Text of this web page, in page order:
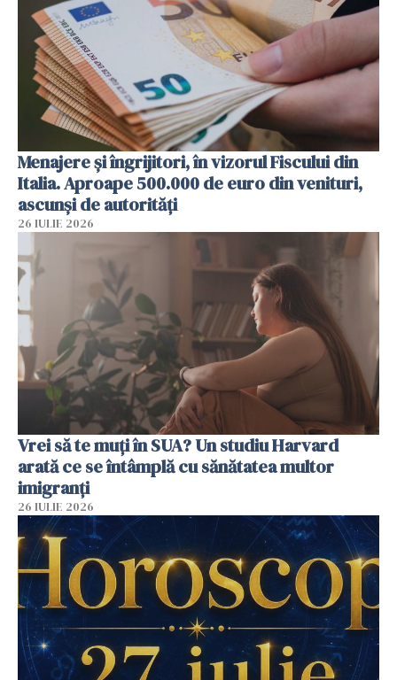
Menajere și îngrijitori, în vizorul Fiscului din
Italia. Aproape 500.000 de euro din venituri,
ascunși de autorități
26 IULIE 2026
Vrei să te muți în SUA? Un studiu Harvard
arată ce se întâmplă cu sănătatea multor
imigranți
26 IULIE 2026